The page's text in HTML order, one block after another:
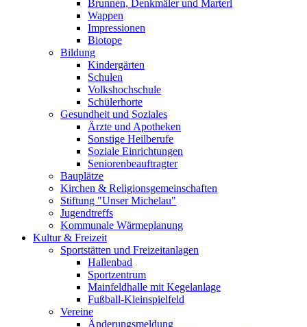
Brunnen, Denkmäler und Marterl
Wappen
Impressionen
Biotope
Bildung
Kindergärten
Schulen
Volkshochschule
Schülerhorte
Gesundheit und Soziales
Ärzte und Apotheken
Sonstige Heilberufe
Soziale Einrichtungen
Seniorenbeauftragter
Bauplätze
Kirchen & Religionsgemeinschaften
Stiftung "Unser Michelau"
Jugendtreffs
Kommunale Wärmeplanung
Kultur & Freizeit
Sportstätten und Freizeitanlagen
Hallenbad
Sportzentrum
Mainfeldhalle mit Kegelanlage
Fußball-Kleinspielfeld
Vereine
Änderungsmeldung